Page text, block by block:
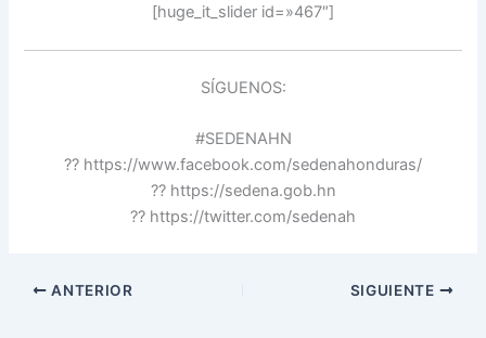
[huge_it_slider id=»467″]
SÍGUENOS:
#SEDENAHN
?? https://www.facebook.com/sedenahonduras/
?? https://sedena.gob.hn
?? https://twitter.com/sedenah
ANTERIOR SIGUIENTE